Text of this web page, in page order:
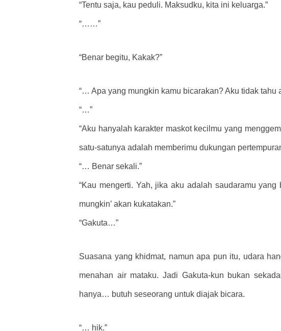
“Tentu saja, kau peduli. Maksudku, kita ini keluarga.”
“……”
“Benar begitu, Kakak?”
“… Apa yang mungkin kamu bicarakan? Aku tidak tahu
“…”
“Aku hanyalah karakter maskot kecilmu yang
satu-satunya adalah memberimu dukungan
“… Benar sekali.”
“Kau mengerti. Yah, jika aku adalah saudaramu
mungkin’ akan kukatakan.”
“Gakuta…”
Suasana yang khidmat, namun apa pun itu, udara
menahan air mataku. Jadi Gakuta-kun bukan
hanya… butuh seseorang untuk diajak bicara.
“… hik.”